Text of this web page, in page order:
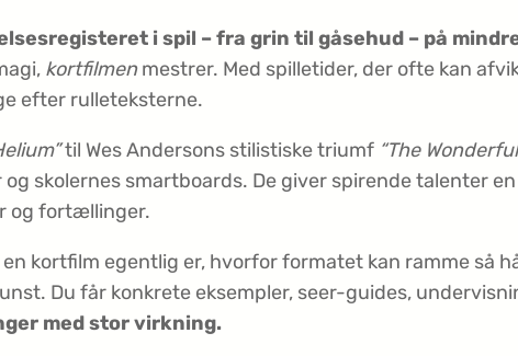
i spil – fra grin til gåsehud – på
kortfilmenmestrer. Med spilletider, der ofte kan
efter rulleteksterne.
til Wes Andersons stilistiske triumf “The
skolernes smartboards. De giver spirende talenter
og fortællinger.
kortfilm egentlig er, hvorfor formatet kan ramme så
Du får konkrete eksempler, seer-guides,
med stor virkning.